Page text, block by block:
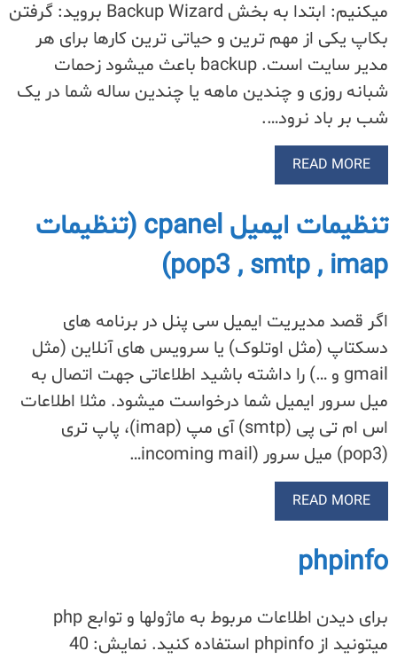
میکنیم: ابتدا به بخش Backup Wizard بروید: گرفتن
بکاپ یکی از مهم ترین و حیاتی ترین کارها برای هر
مدیر سایت است. backup باعث میشود زحمات
شبانه روزی و چندین ماهه یا چندین ساله شما در یک
شب بر باد نرود….
READ MORE
تنظیمات ایمیل cpanel (تنظیمات
pop3 , smtp , imap)
اگر قصد مدیریت ایمیل سی پنل در برنامه های
دسکتاپ (مثل اوتلوک) یا سرویس های آنلاین (مثل
gmail و …) را داشته باشید اطلاعاتی جهت اتصال به
میل سرور ایمیل شما درخواست میشود. مثلا اطلاعات
اس ام تی پی (smtp) آی مپ (imap)، پاپ تری
(pop3) میل سرور (incoming mail…
READ MORE
phpinfo
برای دیدن اطلاعات مربوط به ماژولها و توابع php
میتونید از phpinfo استفاده کنید. نمایش: 40